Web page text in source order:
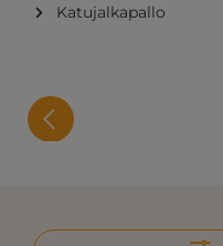
Katujalkapallo